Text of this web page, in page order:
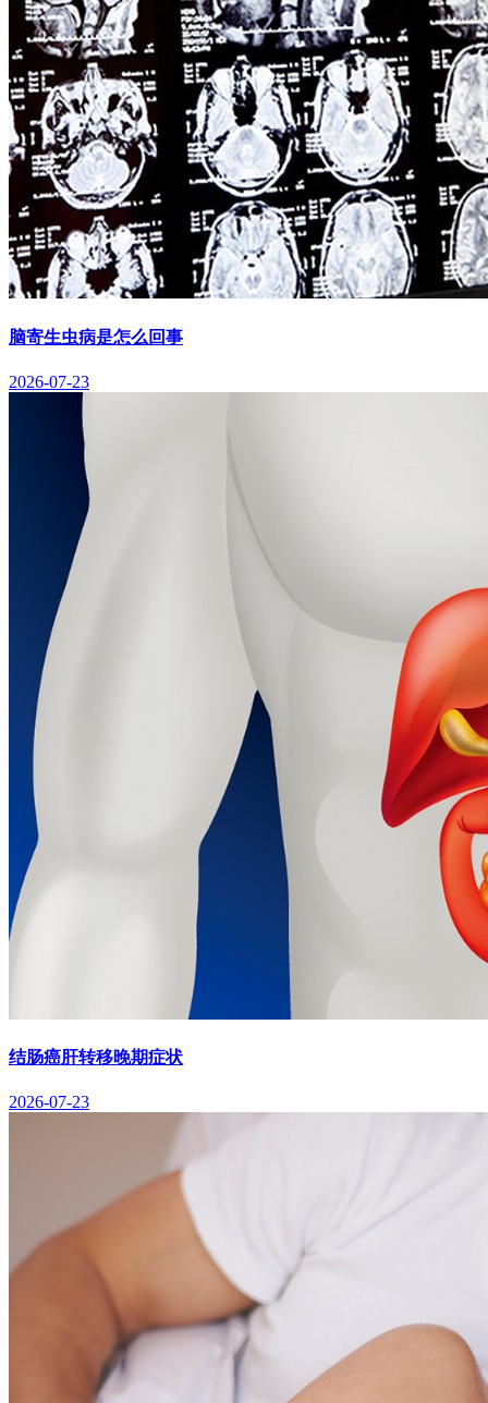
脑寄生虫病是怎么回事
2026-07-23
结肠癌肝转移晚期症状
2026-07-23